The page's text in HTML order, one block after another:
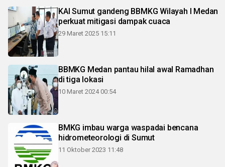
KAI Sumut gandeng BBMKG Wilayah I Medan
perkuat mitigasi dampak cuaca
29 Maret 2025 15:11
BBMKG Medan pantau hilal awal Ramadhan
di tiga lokasi
10 Maret 2024 00:54
BMKG imbau warga waspadai bencana
hidrometeorologi di Sumut
11 Oktober 2023 11:48